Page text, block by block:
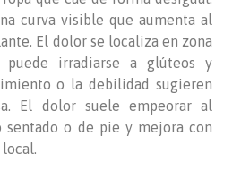
curva visible que aumenta al
El dolor se localiza en zona
puede irradiarse a glúteos y
o la debilidad sugieren
El dolor suele empeorar al
sentado o de pie y mejora con